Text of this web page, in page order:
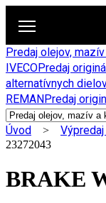
Predaj olejov,
IVECOPredaj
alternatívnych
REMANPredaj
Úvod >
23272043
BRAKE